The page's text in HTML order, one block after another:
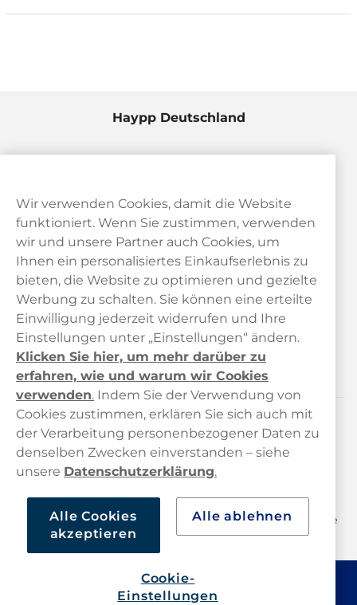
Haypp Deutschland
Kontaktiere uns!
hallo@haypp.com
Mo/Di/Fr: 09–17 Uhr (Pause 12–13) Mi/Do: 10–19 Uhr (Pause
14–15)
Kundendienst
Links
Über uns
Wir verwenden Cookies, damit die Website
funktioniert. Wenn Sie zustimmen, verwenden
wir und unsere Partner auch Cookies, um
Ihnen ein personalisiertes Einkaufserlebnis zu
bieten, die Website zu optimieren und gezielte
Werbung zu schalten. Sie können eine erteilte
Einwilligung jederzeit widerrufen und Ihre
Einstellungen unter „Einstellungen“ ändern.
Klicken Sie hier, um mehr darüber zu
erfahren, wie und warum wir Cookies
verwenden. Indem Sie der Verwendung von
Cookies zustimmen, erklären Sie sich auch mit
der Verarbeitung personenbezogener Daten zu
denselben Zwecken einverstanden – siehe
unsere Datenschutzerklärung.
Alle Cookies
akzeptieren
Alle ablehnen
Cookie-
Einstellungen